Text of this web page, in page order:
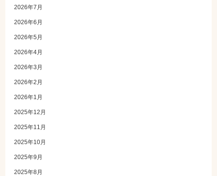
2026年7月
2026年6月
2026年5月
2026年4月
2026年3月
2026年2月
2026年1月
2025年12月
2025年11月
2025年10月
2025年9月
2025年8月